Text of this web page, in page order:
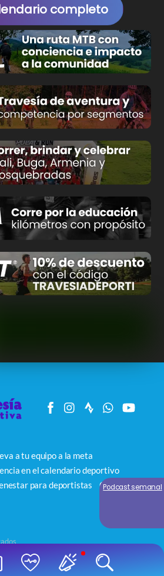
completo
a tu equipo a la meta
en el calendario deportivo
para deportistas
Contacto
Podcast semanal